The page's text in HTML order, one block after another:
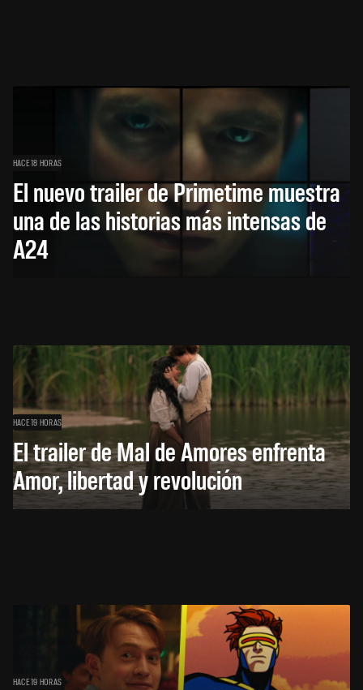
HACE 18 HORAS
El nuevo trailer de Primetime muestra
una de las historias más intensas de
A24
HACE 19 HORAS
El trailer de Mal de Amores enfrenta
Amor, libertad y revolución
HACE 19 HORAS